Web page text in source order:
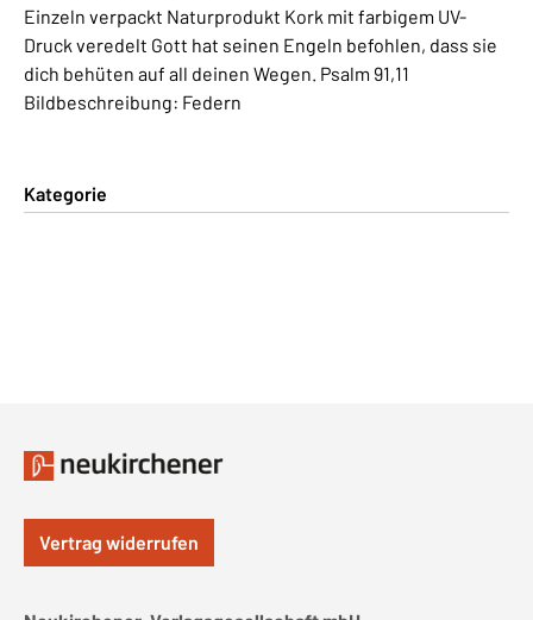
Einzeln verpackt Naturprodukt Kork mit farbigem UV-
Druck veredelt Gott hat seinen Engeln befohlen, dass sie
dich behüten auf all deinen Wegen. Psalm 91,11
Bildbeschreibung: Federn
Kategorie
Vertrag widerrufen